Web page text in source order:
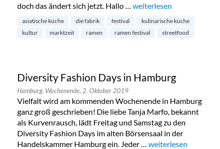
doch das ändert sich jetzt. Hallo … „Ramen Festival in
weiterlesen
asiatische küche die fabrik festival
kulinarische küche
kultur
marktzeit ramen ramen festival streetfood
Diversity Fashion Days in Hamburg
Hamburg, Wochenende, 2. Oktober 2019
Vielfalt wird am kommenden Wochenende in Hamburg
ganz groß geschrieben! Die liebe Tanja Marfo, bekannt
als Kurvenrausch, lädt Freitag und Samstag zu den
Diversity Fashion Days im alten Börsensaal in der
Handelskammer Hamburg ein. Jeder … „Diversity Fashion
weiterlesen